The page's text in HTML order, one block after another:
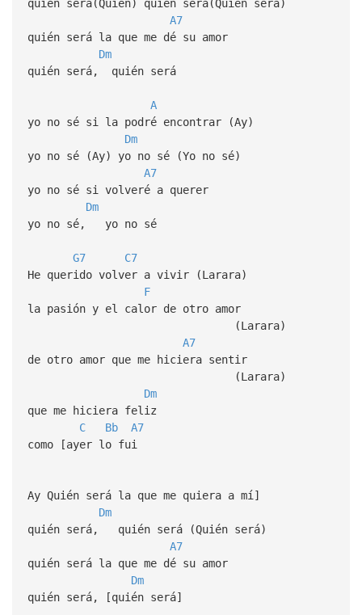
quién será(Quien) quién será(Quien sera)
A7
quién será la que me dé su amor
Dm
quién será, quién será
A
yo no sé si la podré encontrar (Ay)
Dm
yo no sé (Ay) yo no sé (Yo no sé)
A7
yo no sé si volveré a querer
Dm
yo no sé, yo no sé
G7
C7
He querido volver a vivir (Larara)
F
la pasión y el calor de otro amor
(Larara)
A7
de otro amor que me hiciera sentir
(Larara)
Dm
que me hiciera feliz
C
Bb
A7
como [ayer lo fui
Ay Quién será la que me quiera a mí]
Dm
quién será, quién será (Quién será)
A7
quién será la que me dé su amor
Dm
quién será, [quién será]